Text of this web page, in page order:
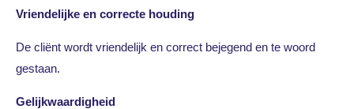
Vriendelijke en correcte houding
De cliënt wordt vriendelijk en correct bejegend en te woord
gestaan.
Gelijkwaardigheid